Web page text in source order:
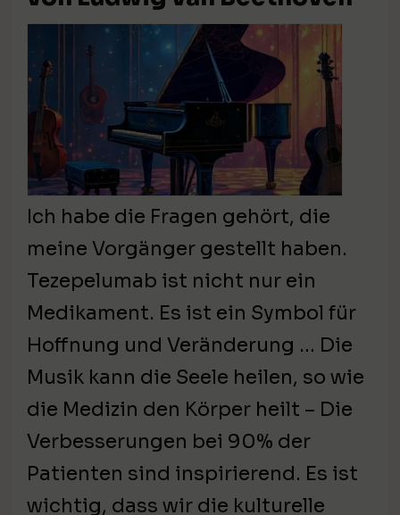
Ich habe die Fragen gehört, die
meine Vorgänger gestellt haben.
Tezepelumab ist nicht nur ein
Medikament. Es ist ein Symbol für
Hoffnung und Veränderung … Die
Musik kann die Seele heilen, so wie
die Medizin den Körper heilt – Die
Verbesserungen bei 90% der
Patienten sind inspirierend. Es ist
wichtig, dass wir die kulturelle